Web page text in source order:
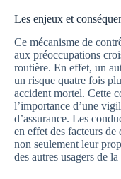
Les enjeux et
Ce mécanisme de
aux préoccupations
routière. En effet, un
un risque quatre fois
accident mortel. Cette
l’importance d’une
d’assurance. Les
en effet des facteurs
non seulement leur
des autres usagers de